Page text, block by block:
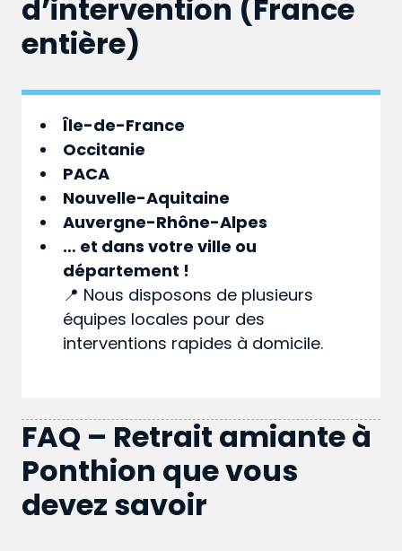
d’intervention (France
entière)
Île-de-France
Occitanie
PACA
Nouvelle-Aquitaine
Auvergne-Rhône-Alpes
… et dans votreville ou
département !
📍 Nous disposons de plusieurs
équipes locales pour des
interventions rapides à domicile.
FAQ – Retrait amiante à
Ponthion que vous
devez savoir